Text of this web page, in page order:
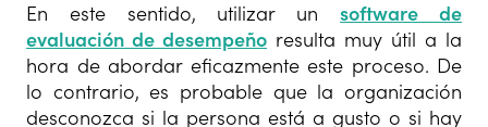
En este sentido, utilizar unsoftware de
evaluación de desempeño resulta muy útil a la
hora de abordar eficazmente este proceso. De
lo contrario, es probable que la organización
desconozca si la persona está a gusto o si hay